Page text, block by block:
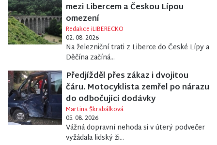
mezi Libercem a Českou Lípou
omezení
Redakce iLIBERECKO
02. 08. 2026
Na železniční trati z Liberce do České Lípy a
Děčína začíná...
Předjížděl přes zákaz i dvojitou
čáru. Motocyklista zemřel po nárazu
do odbočující dodávky
Martina Škrabálková
05. 08. 2026
Vážná dopravní nehoda si v úterý podvečer
vyžádala lidský ži...